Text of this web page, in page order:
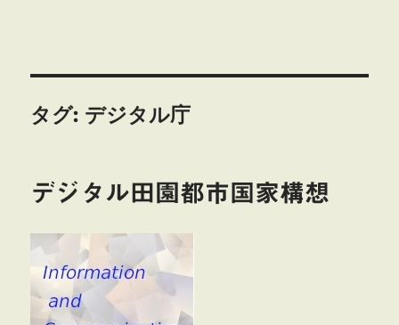
タグ: デジタル庁
デジタル田園都市国家構想